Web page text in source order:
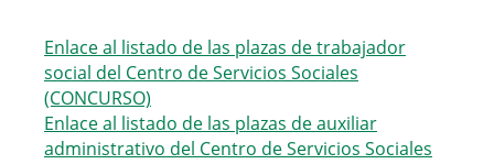
Enlace al listado de las plazas de trabajador
social del Centro de Servicios Sociales
(CONCURSO)
Enlace al listado de las plazas de auxiliar
administrativo del Centro de Servicios Sociales